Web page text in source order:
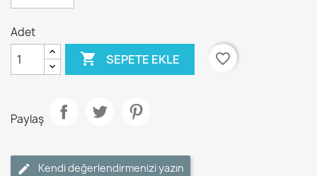
Adet
 SEPETE EKLE favorite_border
Paylaş
Kendi değerlendirmenizi yazın